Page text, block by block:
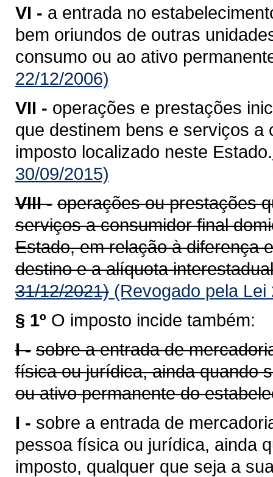
VI - a entrada no
bem oriundos de outras
consumo ou ao ativo
22/12/2006)
VII - operações e prestações
que destinem bens e serviços a
imposto localizado neste Estado.
30/09/2015)
VIII - operações ou prestações
serviços a consumidor final
Estado, em relação à diferença
destino e a alíquota
31/12/2021) (Revogado pela
§ 1º O imposto incide também:
I - sobre a entrada de
física ou jurídica, ainda quando
ou ativo permanente do
I - sobre a entrada de
pessoa física ou jurídica, ainda
imposto, qualquer que seja a